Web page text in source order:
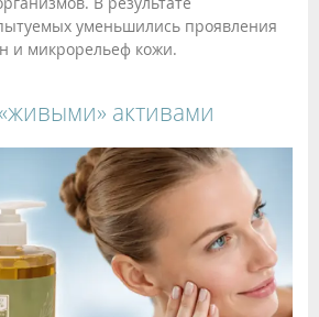
уменьшились проявления
и микрорельеф кожи.
активами